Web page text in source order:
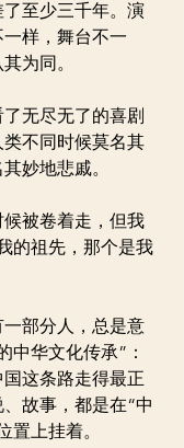
至少三千年。演
样，舞台不一
为同。
无尽无了的喜剧
不同时候莫名其
妙地悲戚。
被卷着走，但我
的祖先，那个是我
部分人，总是意
中华文化传承”：
这条路走得最正
故事，都是在“中
置上挂着。